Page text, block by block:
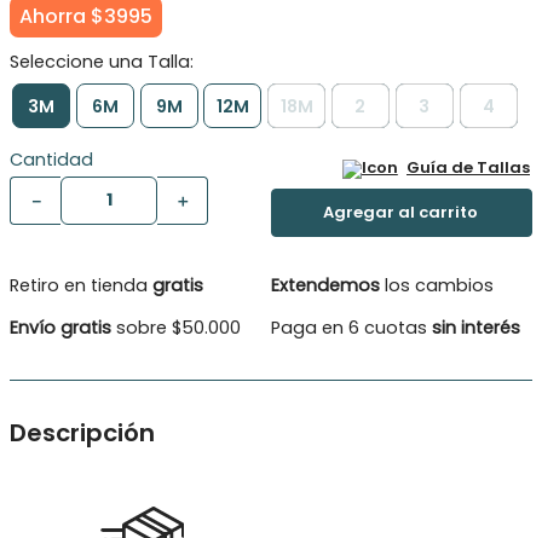
Ahorra $3995
3M 6M 9M 12M 18M 2 3 4
Cantidad
＋
－
Guía de Tallas
Retiro en tienda gratis
Envío gratis sobre $50.000
Extendemos los cambios
Paga en 6 cuotas sin interés
Descripción
detalles en glitter. ¡Te encantarán!